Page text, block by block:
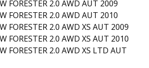
FORESTER 2.0 AWD AUT 2009
FORESTER 2.0 AWD AUT 2010
FORESTER 2.0 AWD XS AUT 2009
FORESTER 2.0 AWD XS AUT 2010
FORESTER 2.0 AWD XS LTD AUT